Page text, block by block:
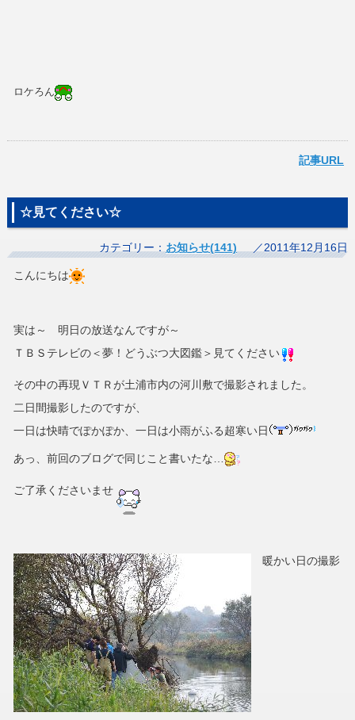
ロケろん
記事URL
☆見てください☆
カテゴリー： お知らせ(141) ／2011年12月16日
こんにちは
実は～ 明日の放送なんですが～
ＴＢＳテレビの＜夢！どうぶつ大図鑑＞見てください
その中の再現ＶＴＲが土浦市内の河川敷で撮影されました。
二日間撮影したのですが、
一日は快晴でぽかぽか、一日は小雨がふる超寒い日
あっ、前回のブログで同じこと書いたな…
ご了承くださいませ
暖かい日の撮影